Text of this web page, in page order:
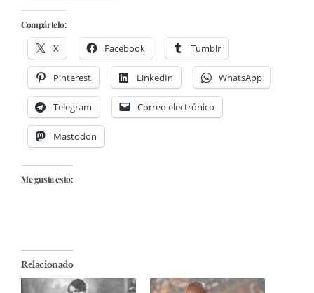
Compártelo:
X Facebook Tumblr
Pinterest LinkedIn WhatsApp
Telegram Correo electrónico
Mastodon
Me gusta esto:
Relacionado